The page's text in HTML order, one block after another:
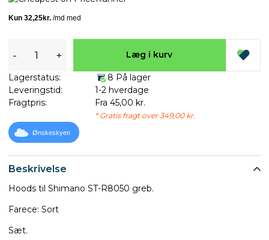
Beskrivelse
Hoods til Shimano ST-R8050 greb.
Farece: Sort
Sæt.
- + Læg i kurv
Lagerstatus:
8 På lager
Leveringstid:
1-2 hverdage
Fragtpris:
Fra 45,00 kr.
* Gratis fragt over 349,00 kr.
Ønskeskyen